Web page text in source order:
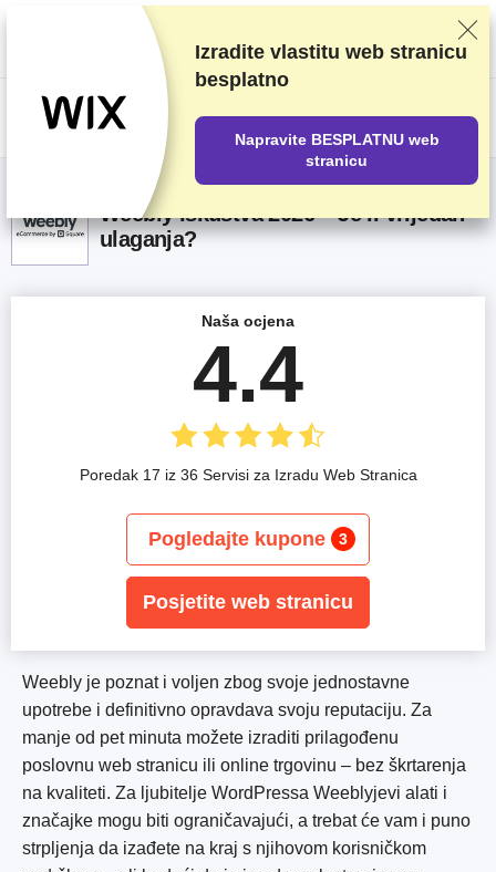
Ocjenjujemo dobavljače na temelju rigoroznog testiranja i istraživanja, ali
također uzimamo u obzir vaše povratne informacije i naše komercijalne
ugovore s pružateljima usluga. Ova stranica sadrži partnerske veze.
Transparentnost oglašavanja
US$
Weebly iskustva 2026 – Je li vrijedan
ulaganja?
Weebly je poznat i voljen zbog svoje jednostavne
upotrebe i definitivno opravdava svoju reputaciju. Za
manje od pet minuta možete izraditi prilagođenu
poslovnu web stranicu ili online trgovinu – bez škrtarenja
na kvaliteti. Za ljubitelje WordPressa Weeblyjevi alati i
značajke mogu biti ograničavajući, a trebat će vam i puno
strpljenja da izađete na kraj s njihovom korisničkom
Naša ocjena
4.4
Poredak 17 iz 36 Servisi za Izradu Web Stranica
Pogledajte kupone 3
Posjetite web stranicu
Izradite vlastitu web stranicu
besplatno
Napravite BESPLATNU web
stranicu